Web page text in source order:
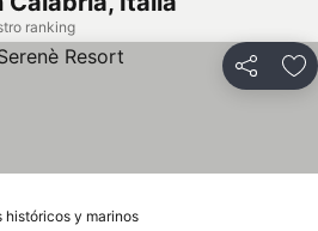
ranking
Compartir
históricos y marinos